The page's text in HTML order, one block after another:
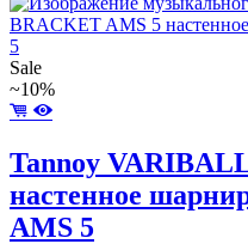
Sale
~10%
Tannoy
настенное
AMS 5